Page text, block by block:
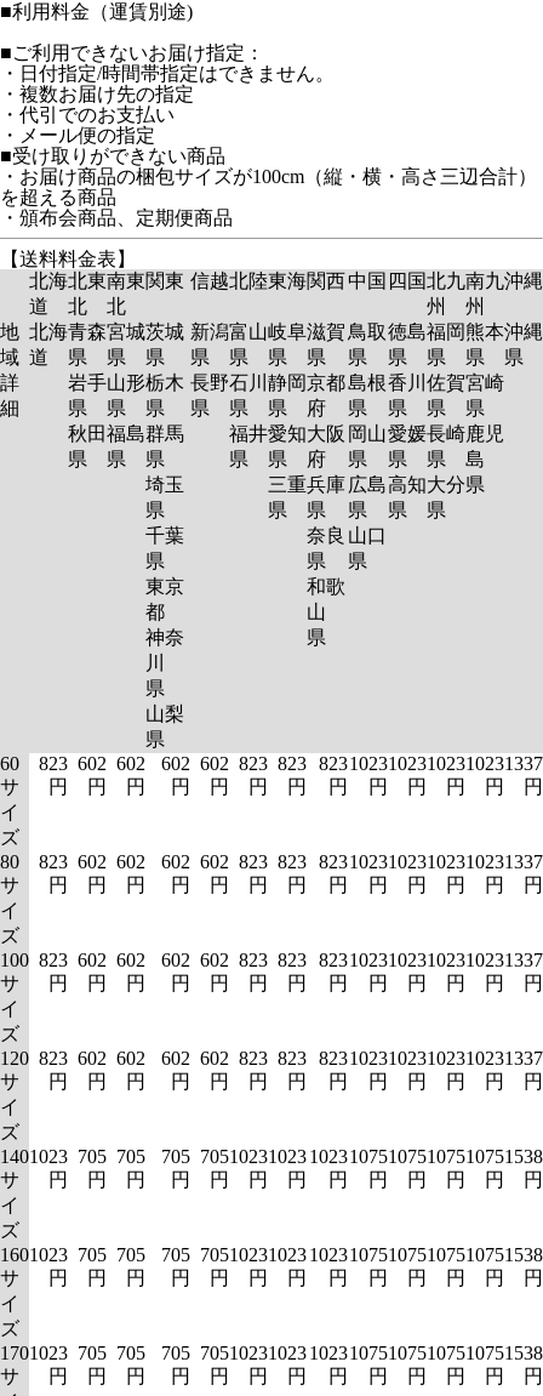
■利用料金（運賃別途)
■ご利用できないお届け指定：
・日付指定/時間帯指定はできません。
・複数お届け先の指定
・代引でのお支払い
・メール便の指定
■受け取りができない商品
・お届け商品の梱包サイズが100cm（縦・横・高さ三辺合計）
を超える商品
・頒布会商品、定期便商品
【送料料金表】
北海
道
北東
北
南東
北
関東 信越北陸東海関西中国 四国北九
州
南九
州
沖縄
地
域
詳
細
北海
道
青森
県
岩手
県
秋田
県
宮城
県
山形
県
福島
県
茨城
県
栃木
県
群馬
県
埼玉
県
千葉
県
東京
都
神奈
川
県
山梨
県
新潟
県
長野
県
富山
県
石川
県
福井
県
岐阜
県
静岡
県
愛知
県
三重
県
滋賀
県
京都
府
大阪
府
兵庫
県
奈良
県
和歌
山
県
鳥取
県
島根
県
岡山
県
広島
県
山口
県
徳島
県
香川
県
愛媛
県
高知
県
福岡
県
佐賀
県
長崎
県
大分
県
熊本
県
宮崎
県
鹿児
島
県
沖縄
県
60
サ
イ
ズ
823
円
602
円
602
円
602
円
602
円
823
円
823
円
823
円
1023
円
1023
円
1023
円
1023
円
1337
円
80
サ
イ
ズ
823
円
602
円
602
円
602
円
602
円
823
円
823
円
823
円
1023
円
1023
円
1023
円
1023
円
1337
円
100
サ
イ
ズ
823
円
602
円
602
円
602
円
602
円
823
円
823
円
823
円
1023
円
1023
円
1023
円
1023
円
1337
円
120
サ
イ
ズ
823
円
602
円
602
円
602
円
602
円
823
円
823
円
823
円
1023
円
1023
円
1023
円
1023
円
1337
円
140
サ
イ
ズ
1023
円
705
円
705
円
705
円
705
円
1023
円
1023
円
1023
円
1075
円
1075
円
1075
円
1075
円
1538
円
160
サ
イ
ズ
1023
円
705
円
705
円
705
円
705
円
1023
円
1023
円
1023
円
1075
円
1075
円
1075
円
1075
円
1538
円
170
サ
1023
円
705
円
705
円
705
円
705
円
1023
円
1023
円
1023
円
1075
円
1075
円
1075
円
1075
円
1538
円